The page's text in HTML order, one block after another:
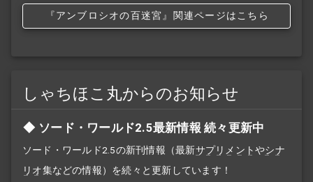
『アンブロシオの百迷宮』関連ページはこちら
しゃちほこ丸からのお知らせ
ソード・ワールド2.5最新情報 続々更新中
ソード・ワールド2.5の新刊情報（最新サプリメントやシナ
リオ集などの情報）を続々と更新しています！